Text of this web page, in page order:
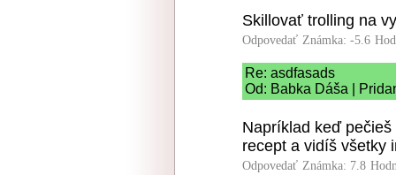
Skillovať trolling na
Odpovedať Známka: -5.6
Re: asdfasads
Od: Babka Dáša |
Napríklad keď
recept a vidíš všetky
Odpovedať Známka: 7.8